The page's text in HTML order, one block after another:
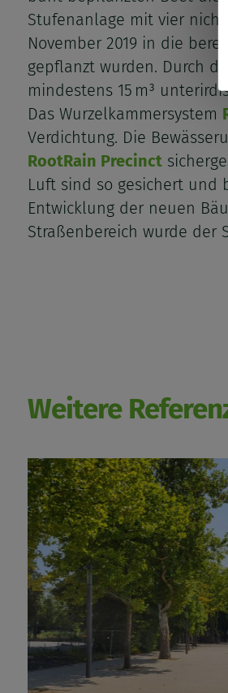
Stufenanlage mit vier
November 2019 in die
gepflanzt wurden. Durch
mindestens 15 m³
Das Wurzelkammersystem
Verdichtung. Die
RootRain Precinct
Luft sind so gesichert und
Entwicklung der neuen
Straßenbereich wurde der
Weitere